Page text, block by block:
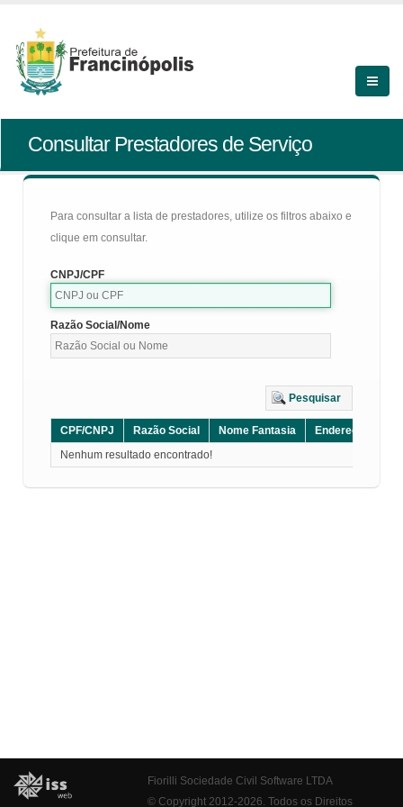
Consultar Prestadores de Serviço
Para consultar a lista de prestadores, utilize os filtros abaixo e
clique em consultar.
CNPJ/CPF
Razão Social/Nome
Pesquisar
CPF/CNPJ Razão Social Nome Fantasia Endereço
Nenhum resultado encontrado!
Fiorilli Sociedade Civil Software LTDA
© Copyright 2012-2026. Todos os Direitos